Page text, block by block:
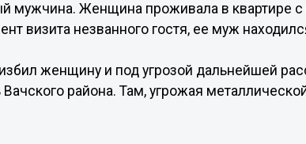
мужчина. Женщина проживала в квартире с
визита незванного гостя, ее муж
женщину и под угрозой дальнейшей
района. Там, угрожая